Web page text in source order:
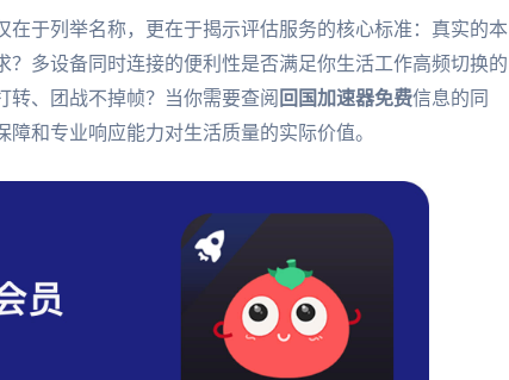
在于列举名称，更在于揭示评估服务的核心标准：真实的本
多设备同时连接的便利性是否满足你生活工作高频切换的
转、团战不掉帧？当你需要查阅 回国加速器免费信息的同
和专业响应能力对生活质量的实际价值。